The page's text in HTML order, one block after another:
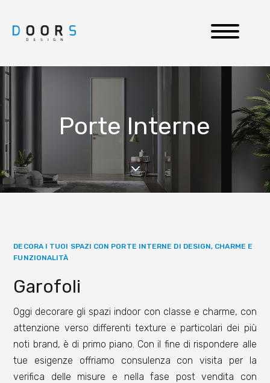
Porte Interne
3
DECORA I TUOI SPAZI CON PORTE INTERNE DI DESIGN, CHARME E
FUNZIONALITÀ
Garofoli
Oggi decorare gli spazi indoor con classe e charme, con
attenzione verso differenti texture e particolari dei più
noti brand, è di primo piano. Con il fine di rispondere alle
tue esigenze offriamo consulenza con visita per la
verifica delle misure e nella fase post vendita con